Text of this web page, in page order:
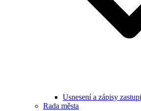
Usnesení a zápisy
Rada města